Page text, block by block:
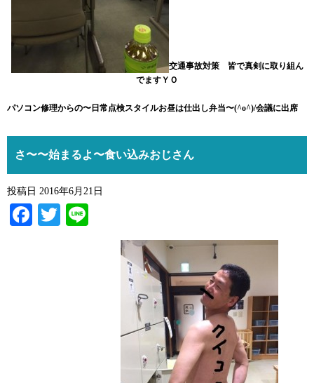
交通事故対策 皆で真剣に取り組ん
でますＹＯ
パソコン修理からの〜日常点検スタイルお昼は仕出し弁当〜(^o^)/会議に出席
さ〜〜始まるよ〜食い込みおじさん
投稿日 2016年6月21日
Facebook
Twitter